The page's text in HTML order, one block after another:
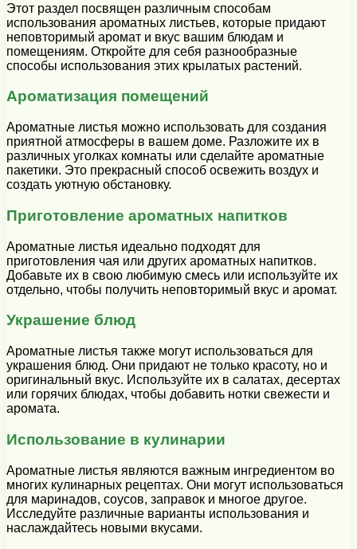
Этот раздел посвящен различным способам
использования ароматных листьев, которые придают
неповторимый аромат и вкус вашим блюдам и
помещениям. Откройте для себя разнообразные
способы использования этих крылатых растений.
Ароматизация помещений
Ароматные листья можно использовать для создания
приятной атмосферы в вашем доме. Разложите их в
различных уголках комнаты или сделайте ароматные
пакетики. Это прекрасный способ освежить воздух и
создать уютную обстановку.
Приготовление ароматных напитков
Ароматные листья идеально подходят для
приготовления чая или других ароматных напитков.
Добавьте их в свою любимую смесь или используйте их
отдельно, чтобы получить неповторимый вкус и аромат.
Украшение блюд
Ароматные листья также могут использоваться для
украшения блюд. Они придают не только красоту, но и
оригинальный вкус. Используйте их в салатах, десертах
или горячих блюдах, чтобы добавить нотки свежести и
аромата.
Использование в кулинарии
Ароматные листья являются важным ингредиентом во
многих кулинарных рецептах. Они могут использоваться
для маринадов, соусов, заправок и многое другое.
Исследуйте различные варианты использования и
наслаждайтесь новыми вкусами.